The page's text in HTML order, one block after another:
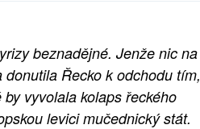
beznadějné. Jenže nic na
Řecko k odchodu tím,
vyvolala kolaps řeckého
levici mučednický stát.